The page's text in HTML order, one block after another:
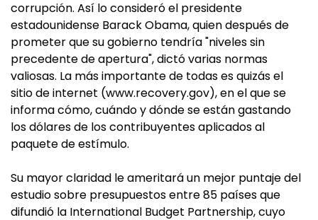
corrupción. Así lo consideró el presidente
estadounidense Barack Obama, quien después de
prometer que su gobierno tendría "niveles sin
precedente de apertura", dictó varias normas
valiosas. La más importante de todas es quizás el
sitio de internet (www.recovery.gov), en el que se
informa cómo, cuándo y dónde se están gastando
los dólares de los contribuyentes aplicados al
paquete de estímulo.
Su mayor claridad le ameritará un mejor puntaje del
estudio sobre presupuestos entre 85 países que
difundió la International Budget Partnership, cuyo